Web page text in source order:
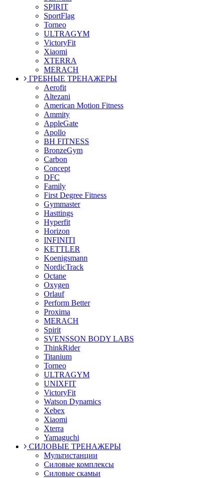
SPIRIT
SportFlag
Torneo
ULTRAGYM
VictoryFit
Xiaomi
XTERRA
MERACH
ГРЕБНЫЕ ТРЕНАЖЕРЫ
Aerofit
Altezani
American Motion Fitness
Ammity
AppleGate
Apollo
BH FITNESS
BronzeGym
Carbon
Concept
DFC
Family
First Degree Fitness
Gymmaster
Hasttings
Hyperfit
Horizon
INFINITI
KETTLER
Koenigsmann
NordicTrack
Octane
Oxygen
Orlauf
Perform Better
Proxima
MERACH
Spirit
SVENSSON BODY LABS
ThinkRider
Titanium
Torneo
ULTRAGYM
UNIXFIT
VictoryFit
Watson Dynamics
Xebex
Xiaomi
Xterra
Yamaguchi
СИЛОВЫЕ ТРЕНАЖЕРЫ
Мультистанции
Силовые комплексы
Силовые скамьи